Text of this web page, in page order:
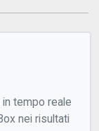
tempo reale
nei risultati